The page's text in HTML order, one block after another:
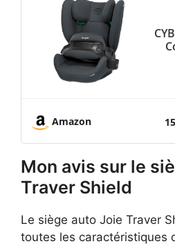
Amazon
Mon avis sur le
Traver Shield
Le siège auto Joie Traver
toutes les caractéristiques